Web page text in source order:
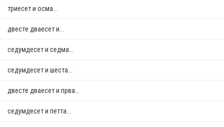
триесет и осма...
двестe дваесет и...
седумдесет и седма...
седумдесет и шеста...
двестe дваесет и прва...
седумдесет и петта...